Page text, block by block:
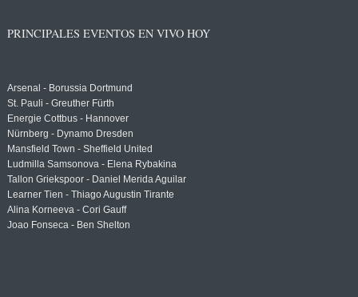
PRINCIPALES EVENTOS EN VIVO HOY
Arsenal - Borussia Dortmund
St. Pauli - Greuther Fürth
Energie Cottbus - Hannover
Nürnberg - Dynamo Dresden
Mansfield Town - Sheffield United
Ludmilla Samsonova - Elena Rybakina
Tallon Griekspoor - Daniel Merida Aguilar
Learner Tien - Thiago Augustin Tirante
Alina Korneeva - Cori Gauff
Joao Fonseca - Ben Shelton